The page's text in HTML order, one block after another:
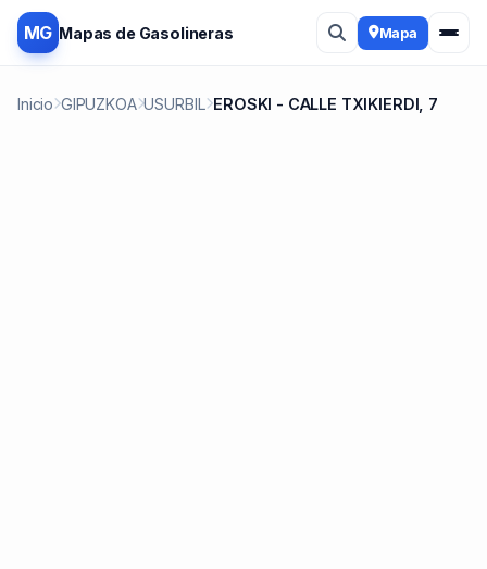
MG Mapas de Gasolineras Mapa
Inicio GIPUZKOA USURBIL EROSKI - CALLE TXIKIERDI, 7